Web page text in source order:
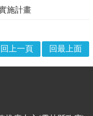
施計畫
回上一頁 回最上面